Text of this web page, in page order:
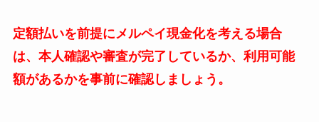
定額払いを前提にメルペイ現金化を考える場合
は、本人確認や審査が完了しているか、利用可能
額があるかを事前に確認しましょう。